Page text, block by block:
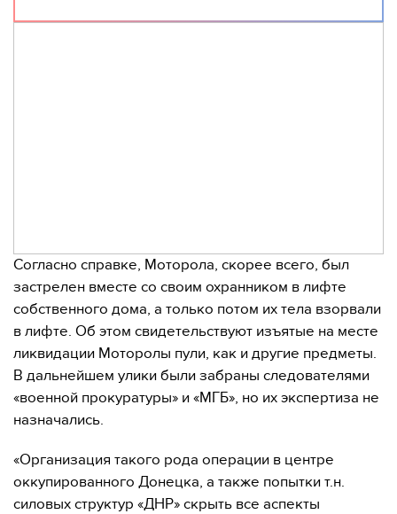
Согласно справке, Моторола, скорее всего, был
застрелен вместе со своим охранником в лифте
собственного дома, а только потом их тела взорвали
в лифте. Об этом свидетельствуют изъятые на месте
ликвидации Моторолы пули, как и другие предметы.
В дальнейшем улики были забраны следователями
«военной прокуратуры» и «МГБ», но их экспертиза не
назначались.
«Организация такого рода операции в центре
оккупированного Донецка, а также попытки т.н.
силовых структур «ДНР» скрыть все аспекты